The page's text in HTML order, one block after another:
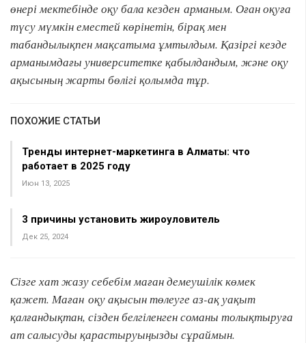
өнері мектебінде оқу бала кезден арманым. Оған оқуға
түсу мүмкін еместей көрінетін, бірақ мен
табандылықпен мақсатыма ұмтылдым. Қазіргі кезде
арманымдағы университетке қабылдандым, және оқу
ақысының жарты бөлігі қолымда тұр.
ПОХОЖИЕ СТАТЬИ
Тренды интернет-маркетинга в Алматы: что
работает в 2025 году
Июн 13, 2025
3 причины установить жироуловитель
Дек 25, 2024
Сізге хат жазу себебім маған демеушілік көмек
қажет. Маған оқу ақысын төлеуге аз-ақ уақыт
қалғандықтан, сізден белгіленген соманы толықтыруға
ат салысуды қарастыруыңызды сұраймын.